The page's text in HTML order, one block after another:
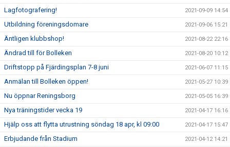
Lagfotografering! 2021-09-09 14:54
Utbildning föreningsdomare 2021-09-06 15:21
Äntligen klubbshop! 2021-08-22 22:16
Ändrad till för Bolleken 2021-08-20 10:12
Driftstopp på Fjärdingsplan 7-8 juni 2021-06-07 11:15
Anmälan till Bolleken öppen! 2021-05-27 10:39
Nu öppnar Reningsborg 2021-05-05 16:39
Nya träningstider vecka 19 2021-04-17 16:16
Hjälp oss att flytta utrustning söndag 18 apr, kl 09:00 2021-04-17 15:47
Erbjudande från Stadium 2021-04-12 14:21